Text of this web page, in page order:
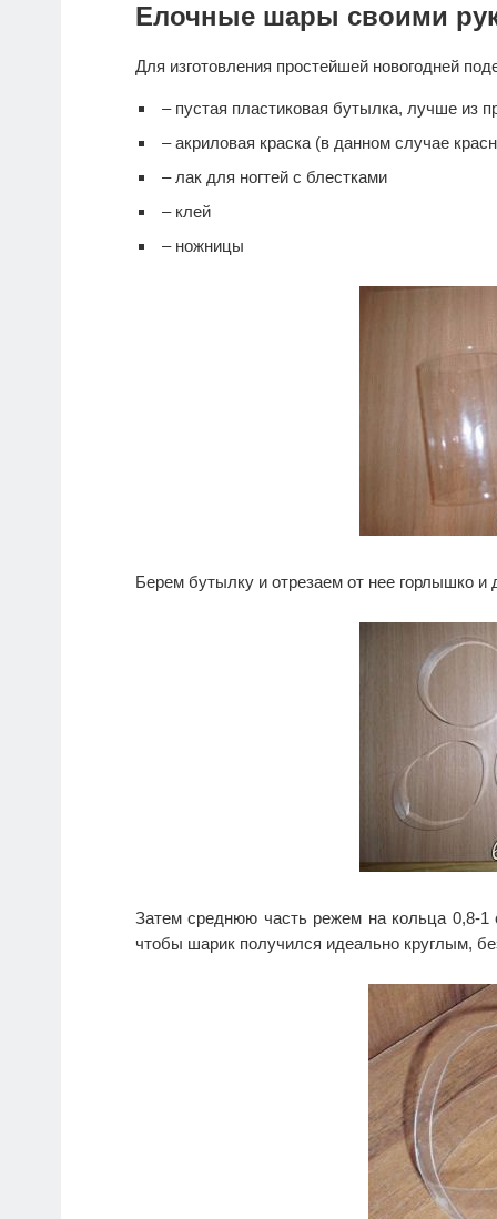
Елочные шары своими
Для изготовления простейшей новогодней
– пустая пластиковая бутылка, лучше из
– акриловая краска (в данном случае
– лак для ногтей с блестками
– клей
– ножницы
Берем бутылку и отрезаем от нее горлышко и
Затем среднюю часть режем на кольца 0,8-
чтобы шарик получился идеально круглым,